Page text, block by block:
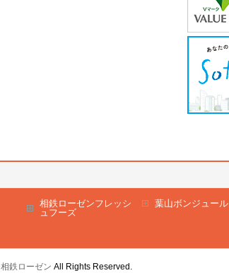
相鉄ローゼンフレッシ
ュフーズ
葉山ボンジュール
相鉄ローゼン All Rights Reserved.